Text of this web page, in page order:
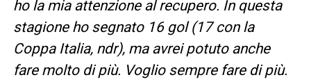
ho la mia attenzione al recupero. In questa
stagione ho segnato 16 gol (17 con la
Coppa Italia, ndr), ma avrei potuto anche
fare molto di più. Voglio sempre fare di più.